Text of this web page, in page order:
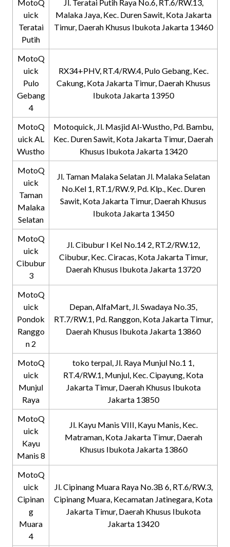
MotoQ
uick
Teratai
Putih
Jl. Teratai Putih Raya No.6, RT.6/RW.13,
Malaka Jaya, Kec. Duren Sawit, Kota Jakarta
Timur, Daerah Khusus Ibukota Jakarta 13460
MotoQ
uick
Pulo
Gebang
4
RX34+PHV, RT.4/RW.4, Pulo Gebang, Kec.
Cakung, Kota Jakarta Timur, Daerah Khusus
Ibukota Jakarta 13950
MotoQ
uick AL
Wustho
Motoquick, Jl. Masjid Al-Wustho, Pd. Bambu,
Kec. Duren Sawit, Kota Jakarta Timur, Daerah
Khusus Ibukota Jakarta 13420
MotoQ
uick
Taman
Malaka
Selatan
Jl. Taman Malaka Selatan Jl. Malaka Selatan
No.Kel 1, RT.1/RW.9, Pd. Klp., Kec. Duren
Sawit, Kota Jakarta Timur, Daerah Khusus
Ibukota Jakarta 13450
MotoQ
uick
Cibubur
3
Jl. Cibubur I Kel No.14 2, RT.2/RW.12,
Cibubur, Kec. Ciracas, Kota Jakarta Timur,
Daerah Khusus Ibukota Jakarta 13720
MotoQ
uick
Pondok
Ranggo
n 2
Depan, AlfaMart, Jl. Swadaya No.35,
RT.7/RW.1, Pd. Ranggon, Kota Jakarta Timur,
Daerah Khusus Ibukota Jakarta 13860
MotoQ
uick
Munjul
Raya
toko terpal, Jl. Raya Munjul No.1 1,
RT.4/RW.1, Munjul, Kec. Cipayung, Kota
Jakarta Timur, Daerah Khusus Ibukota
Jakarta 13850
MotoQ
uick
Kayu
Manis 8
Jl. Kayu Manis VIII, Kayu Manis, Kec.
Matraman, Kota Jakarta Timur, Daerah
Khusus Ibukota Jakarta 13860
MotoQ
uick
Cipinan
g
Muara
4
Jl. Cipinang Muara Raya No.3B 6, RT.6/RW.3,
Cipinang Muara, Kecamatan Jatinegara, Kota
Jakarta Timur, Daerah Khusus Ibukota
Jakarta 13420